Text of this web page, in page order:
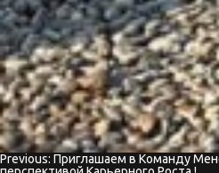
Навигация
Previous: Приглашаем в Команду